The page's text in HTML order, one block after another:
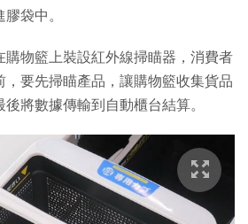
袋中。
購物籃上裝設紅外線掃瞄器，消費者
，要先掃瞄產品，讓購物籃收集貨品
將數據傳輸到自動櫃台結算。